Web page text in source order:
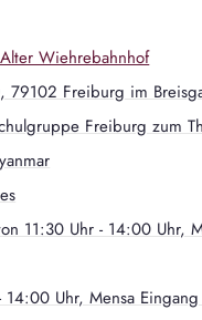
Wiehrebahnhof
79102 Freiburg im
Freiburg zum
11:30 Uhr - 14:00 Uhr,
Uhr, Mensa